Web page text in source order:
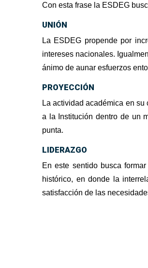
Con esta frase la ESDEG
UNIÓN
La ESDEG propende por
intereses nacionales.
ánimo de aunar esfuerzos
PROYECCIÓN
La actividad académica en
a la Institución dentro de un
punta.
LIDERAZGO
En este sentido busca
histórico, en donde la
satisfacción de las